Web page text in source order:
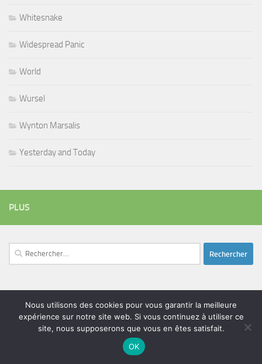
Whitesnake
Widespread Panic
World
Wursel
Wynton Marsalis
Yesterday and Today
PLUS
Rechercher :
ÉTIQUETTES
adam bomb amar sundy batteur beatles blues blues rock
chanteur coltrane
festival glenn hughes
Nous utilisons des cookies pour vous garantir la meilleure
expérience sur notre site web. Si vous continuez à utiliser ce
site, nous supposerons que vous en êtes satisfait.
OK